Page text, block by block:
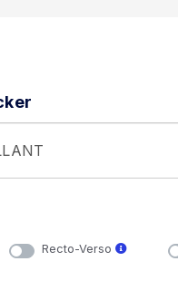
Recto-Verso